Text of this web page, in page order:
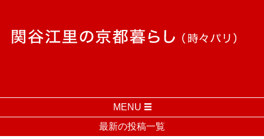
MENU
最新の投稿一覧